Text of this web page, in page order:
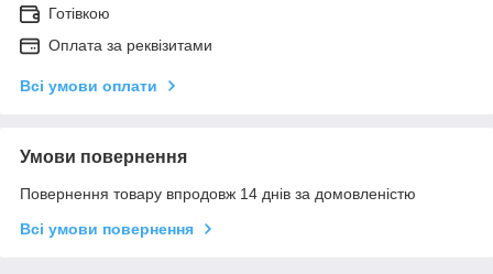
Готівкою
Оплата за реквізитами
Всі умови оплати
Умови повернення
Повернення товару впродовж 14 днів за домовленістю
Всі умови повернення